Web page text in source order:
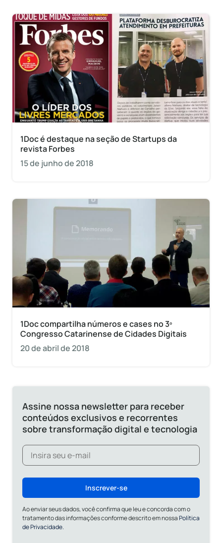
1Doc é destaque na seção de Startups da
revista Forbes
15 de junho de 2018
1Doc compartilha números e cases no 3º
Congresso Catarinense de Cidades Digitais
20 de abril de 2018
Assine nossa newsletter para receber
conteúdos exclusivos e recorrentes
sobre transformação digital e tecnologia
Inscrever-se
Ao enviar seus dados, você confirma que leu e concorda com o
tratamento das informações conforme descrito em nossaPolítica
de Privacidade.